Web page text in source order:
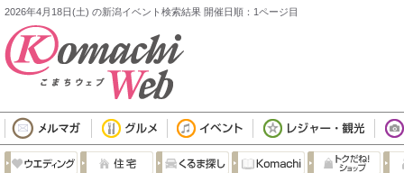
2026年4月18日(土) の新潟イベント検索結果 開催日順：1ページ目